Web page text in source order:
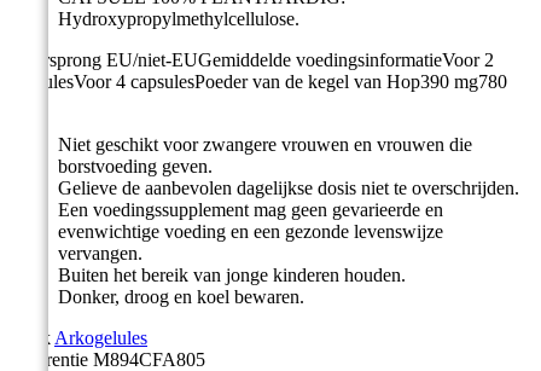
Hydroxypropylmethylcellulose.
*Oorsprong EU/niet-EUGemiddelde voedingsinformatieVoor 2
capsulesVoor 4 capsulesPoeder van de kegel van Hop390 mg780
Niet geschikt voor zwangere vrouwen en vrouwen die
borstvoeding geven.
Gelieve de aanbevolen dagelijkse dosis niet te overschrijden.
Een voedingssupplement mag geen gevarieerde en
evenwichtige voeding en een gezonde levenswijze
vervangen.
Buiten het bereik van jonge kinderen houden.
Donker, droog en koel bewaren.
Merk Arkogelules
Referentie M894CFA805